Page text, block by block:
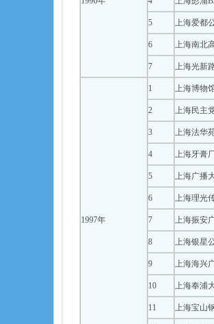
5 上海爱都
6 上海南北
7 上海光新
1997年
1 上海博物
2 上海民主
3 上海法华
4 上海牙膏
5 上海广播
6 上海理光
7 上海振安
8 上海银星
9 上海海兴
10 上海奉浦
11 上海宝山